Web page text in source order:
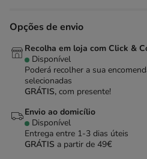
Opções de envio
Recolha em loja com Click &
Disponível
Poderá recolher a sua
selecionadas
GRÁTIS, com presente!
Envio ao domicílio
Disponível
Entrega entre 1-3 dias úteis
GRÁTIS a partir de 49€